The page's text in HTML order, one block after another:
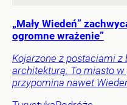
„Mały Wiedeń”
ogromne wrażenie”
Kojarzone z postaciami z
architekturą. To miasto
przypomina nawet